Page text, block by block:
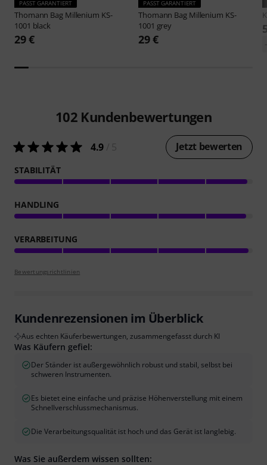
PASST GARANTIERT
Thomann Bag Millenium KS-
1001 black
29 €
PASST GARANTIERT
Thomann Bag Millenium KS-
1001 grey
29 €
102 Kundenbewertungen
4.9 Jetzt bewerten
STABILITÄT
HANDLING
VERARBEITUNG
Bewertungsrichtlinien
Kundenrezensionen im Überblick
Aus echten Käuferbewertungen, zusammengefasst durch KI
Was Käufern gefiel:
Der Ständer ist außergewöhnlich robust und stabil, selbst bei
schweren Instrumenten.
Es bietet eine einfache und präzise Höhenverstellung mit einem
Schnellverschlussmechanismus.
Die Verarbeitungsqualität ist hoch und das Gerät ist langlebig.
Was Sie außerdem wissen sollten: